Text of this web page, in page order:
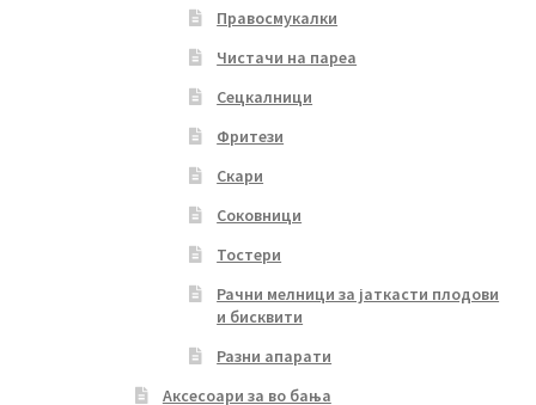
Правосмукалки
Чистачи на пареа
Сецкалници
Фритези
Скари
Соковници
Тостери
Рачни мелници за јаткасти плодови
и бисквити
Разни апарати
Аксесоари за во бања